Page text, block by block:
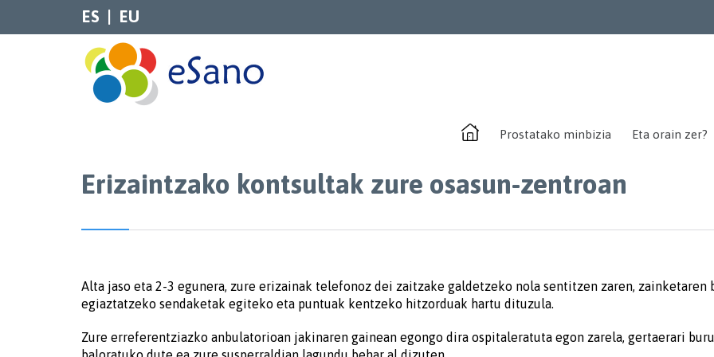
ES EU
Prostatako minbizia Eta orain zer?
Erizaintzako kontsultak zure osasun-zentroan
Alta jaso eta 2-3 egunera, zure erizainak telefonoz dei zaitzake galdetzeko nola sentitzen zaren,
egiaztatzeko sendaketak egiteko eta puntuak kentzeko hitzorduak hartu dituzula.
Zure erreferentziazko anbulatorioan jakinaren gainean egongo dira ospitaleratuta egon zarela, gertaerari